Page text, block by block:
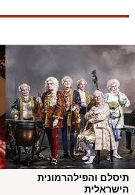
תיסלם והפילהרמונית
הישראלית